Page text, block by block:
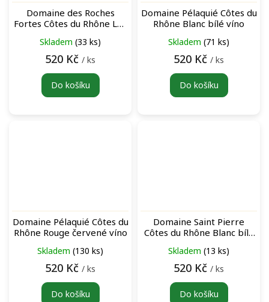
Domaine des Roches
Fortes Côtes du Rhône Les
červené víno
Skladem (33 ks)
520 Kč / ks
Do košíku
Domaine Pélaquié Côtes du
Rhône Blanc bílé víno
Skladem (71 ks)
520 Kč / ks
Do košíku
Domaine Pélaquié Côtes du
Rhône Rouge červené víno
Skladem (130 ks)
520 Kč / ks
Do košíku
Domaine Saint Pierre
Côtes du Rhône Blanc bílé
Skladem (13 ks)
520 Kč / ks
Do košíku